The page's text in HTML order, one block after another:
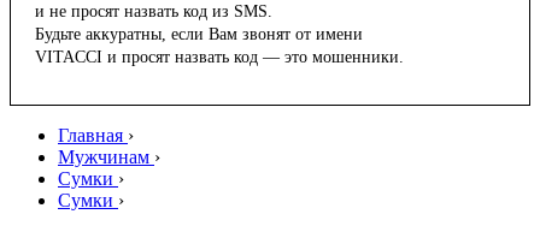
и не просят назвать код из SMS.
Будьте аккуратны, если Вам звонят от имени
VITACCI и просят назвать код — это мошенники.
Главная ›
Мужчинам ›
Сумки ›
Сумки ›